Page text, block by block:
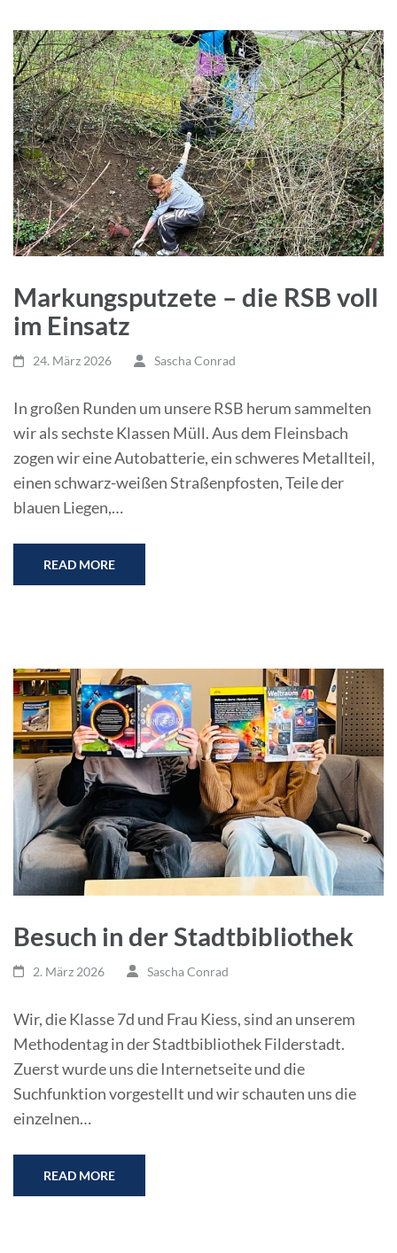
Markungsputzete – die RSB voll
im Einsatz
24. März 2026 Sascha Conrad
In großen Runden um unsere RSB herum sammelten
wir als sechste Klassen Müll. Aus dem Fleinsbach
zogen wir eine Autobatterie, ein schweres Metallteil,
einen schwarz-weißen Straßenpfosten, Teile der
blauen Liegen,…
READ MORE
Besuch in der Stadtbibliothek
2. März 2026 Sascha Conrad
Wir, die Klasse 7d und Frau Kiess, sind an unserem
Methodentag in der Stadtbibliothek Filderstadt.
Zuerst wurde uns die Internetseite und die
Suchfunktion vorgestellt und wir schauten uns die
einzelnen…
READ MORE